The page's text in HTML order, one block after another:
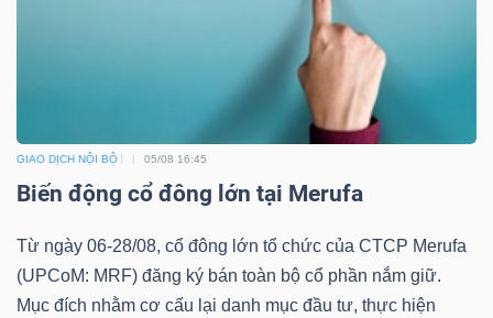
GIAO DỊCH NỘI BỘ 05/08 16:45
Biến động cổ đông lớn tại Merufa
Từ ngày 06-28/08, cổ đông lớn tổ chức của CTCP Merufa
(UPCoM: MRF) đăng ký bán toàn bộ cổ phần nắm giữ.
Mục đích nhằm cơ cấu lại danh mục đầu tư, thực hiện
liệu
tài
chính